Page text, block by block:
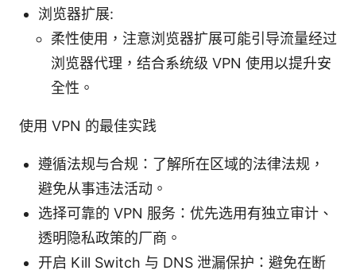
浏览器扩展:
柔性使用，注意浏览器扩展可能引导流量经过
浏览器代理，结合系统级 VPN 使用以提升安
全性。
使用 VPN 的最佳实践
遵循法规与合规：了解所在区域的法律法规，
避免从事违法活动。
选择可靠的 VPN 服务：优先选用有独立审计、
透明隐私政策的厂商。
开启 Kill Switch 与 DNS 泄漏保护：避免在断